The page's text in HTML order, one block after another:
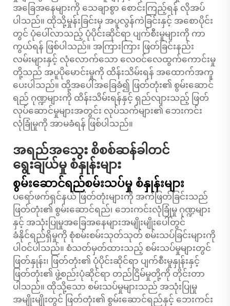
အခြေအနေများကို သေချာစွာ စောင်းကြည့်ရန် လိုအပ်
ပါသည်။ ထိုသို့မှုန်းခြင်းမှ အပူလွန်ကဲခြင်းနှင့် အစောပိုင်း
တွင် ပုံပေါ်လာသည့် ပုံပိုင်းဆိုင်ရာ ပျက်စီးမှုများကို ကာ
ကွယ်ရန် ဖြစ်ပါသည်။ အကြားကြား ဖြတ်ခြင်းနည်း
လမ်းများနှင့် လုံလောက်သော လေဝင်လေထွက်ကောင်းမှု
တို့သည် အပူပိုမောင်းမှုကို ထိန်းသိမ်းရန် အထောက်အကူ
ပေးပါသည်။ ထို့အပေါ်အခြေခံ၍ ဖြတ်တုံး၏ စွမ်းဆောင်
ရည် ဂုဏ္ဍများကို ထိန်းသိမ်းရန်နှင့် ရှည်လျားသည့် ဖြတ်
လုပ်ဆောင်မှုများအတွင်း လုပ်သက်များ၏ ဘေးကင်း
လုံခြုံမှုကို အာမခံရန် ဖြစ်ပါသည်။
အရည်အသွေး စိစစ်ဆန်ခါတင်
ရွေးချယ်မှု စံနှုန်းများ
စွမ်းဆောင်ရည်စမ်းသပ်မှု စံနှုန်းများ
ပရော်ဖက်ရှင်နယ် ဖြတ်တုံးများကို အကဲဖြတ်ခြင်းသည်
ဖြတ်တုံး၏ စွမ်းဆောင်ရည်၊ ဘေးကင်းလုံခြုံမှု ဂုဏ္ဍများ
နှင့် အသုံးပြုမှုအခြေအနေများအမျိုးမျိုးပေါ်တွင်
ခံနိုင်ရည်ရှိမှုကို စုံစမ်းစမ်းသုတ်သုတ် စမ်းသပ်ခြင်းများကို
ပါဝင်ပါသည်။ စံသတ်မှတ်ထားသည့် စမ်းသပ်မှုများတွင်
ဖြတ်နှုန်း၊ ဖြတ်တုံး၏ ပုံပိုင်းဆိုင်ရာ ပျက်စီးမှုနှုန်းနှင့်
ဖြတ်တုံး၏ ဖွဲ့စည်းပုံဆိုင်ရာ တည်ငြိမ်မှုတို့ကို တိုင်းတာ
ပါသည်။ ထိုသို့သော စမ်းသပ်မှုများသည် အသုံးပြုမှု
အမျိုးမျိုးတွင် ဖြတ်တုံး၏ စွမ်းဆောင်ရည်နှင့် ဘေးကင်း